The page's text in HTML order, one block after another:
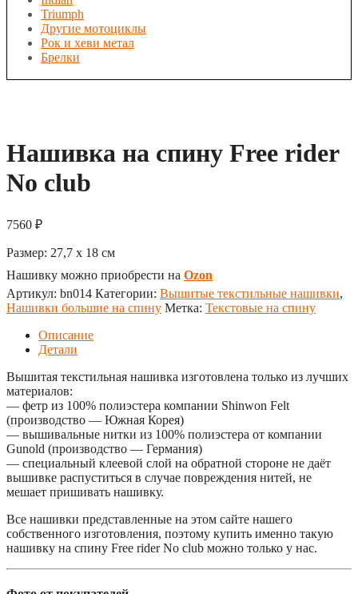
Triumph
Другие мотоциклы
Рок и хеви метал
Брелки
Нашивка на спину Free rider
No club
7560 ₽
Размер: 27,7 x 18 см
Нашивку можно приобрести на Ozon
Артикул: bn014 Категории: Вышитые текстильные нашивки,
Нашивки большие на спину Метка: Текстовые на спину
Описание
Детали
Вышитая текстильная нашивка изготовлена только из лучших
материалов:
— фетр из 100% полиэстера компании Shinwon Felt
(производство — Южная Корея)
— вышивальные нитки из 100% полиэстера от компании
Gunold (производство — Германия)
— специальный клеевой слой на обратной стороне не даёт
вышивке распуститься в случае повреждения нитей, не
мешает пришивать нашивку.
Все нашивки представленные на этом сайте нашего
собственного изготовления, поэтому купить именно такую
нашивку на спину Free rider No club можно только у нас.